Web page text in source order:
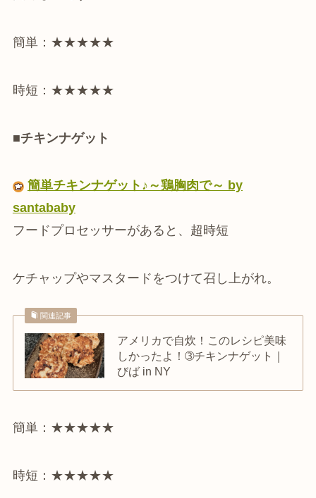
簡単：★★★★★
時短：★★★★★
■チキンナゲット
簡単チキンナゲット♪～鶏胸肉で～ by
santababy
フードプロセッサーがあると、超時短
ケチャップやマスタードをつけて召し上がれ。
関連記事
アメリカで自炊！このレシピ美味
しかったよ！➂チキンナゲット｜
びば in NY
簡単：★★★★★
時短：★★★★★